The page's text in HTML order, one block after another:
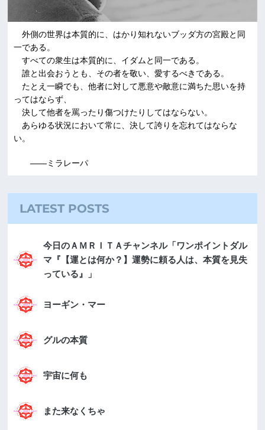
外側の世界は本質的に、はかり知れないブッダ方の宮殿と同
一である。
すべての衆生は本質的に、イダムと同一である。
誰と出会おうとも、その者を敬い、愛するべきである。
たとえ一瞬でも、他者に対して悪意や敵意に満ちた思いを持
ってはならず、
決して他者を罵ったり傷つけたりしてはならない。
あらゆる状況において常に、決して誇りを忘れてはならな
い。
――ミラレーパ
LATEST POSTS
今日のＡＭＲＩＴＡチャンネル「ワンポイントダル
マ『【運とは何か？】運勢に頼る人は、本質を見失
っている』」
ヨーギン・マー
グルの本質
宇宙に何も
また来なくちゃ